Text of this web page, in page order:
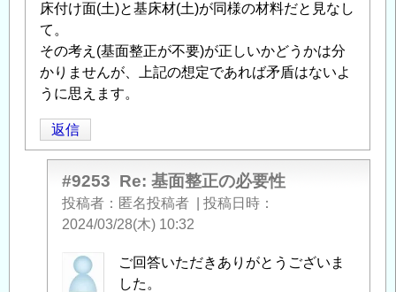
床付け面(土)と基床材(土)が同様の材料だと見なし
て。
その考え(基面整正が不要)が正しいかどうかは分
かりませんが、上記の想定であれば矛盾はないよ
うに思えます。
返信
#9253 Re: 基面整正の必要性
投稿者 匿名投稿者
投稿日時
2024/03/28(木) 10:32
匿
名
ご回答いただきありがとうございま
した。